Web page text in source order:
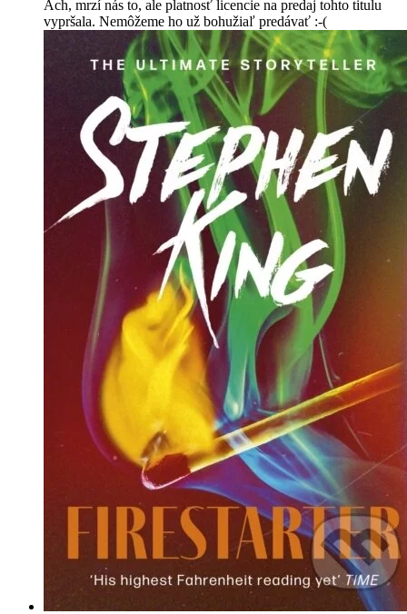
Ach, mrzí nás to, ale platnosť licencie na predaj tohto titulu
vypršala. Nemôžeme ho už bohužiaľ predávať :-(